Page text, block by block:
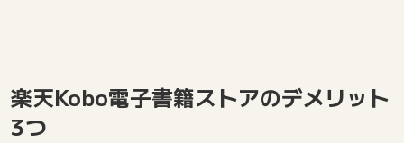
楽天Kobo電子書籍ストアのデメリット
3つ